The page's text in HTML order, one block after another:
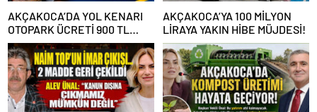
AKÇAKOCA’DA YOL KENARI
OTOPARK ÜCRETİ 900 TL
OLDU
AKÇAKOCA’YA 100 MİLYON
LİRAYA YAKIN HİBE MÜJDESİ!